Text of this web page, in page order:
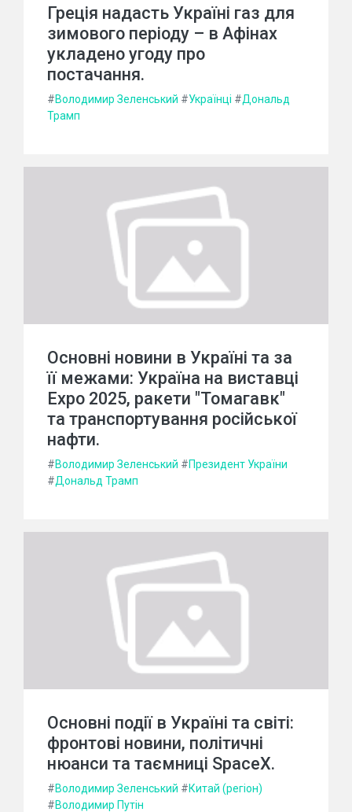
Греція надасть Україні газ для
зимового періоду – в Афінах
укладено угоду про
постачання.
#Володимир Зеленський #Українці #Дональд
Трамп
Основні новини в Україні та за
її межами: Україна на виставці
Expo 2025, ракети "Томагавк"
та транспортування російської
нафти.
#Володимир Зеленський #Президент України
#Дональд Трамп
Основні події в Україні та світі:
фронтові новини, політичні
нюанси та таємниці SpaceX.
#Володимир Зеленський #Китай (регіон)
#Володимир Путін